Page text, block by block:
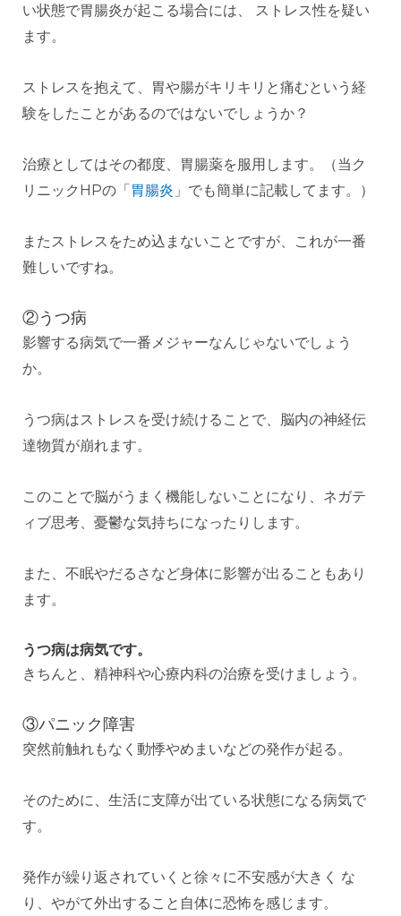
い状態で胃腸炎が起こる場合には、 ストレス性を疑い
ます。
ストレスを抱えて、胃や腸がキリキリと痛むという経
験をしたことがあるのではないでしょうか？
治療としてはその都度、胃腸薬を服用します。（当ク
リニックHPの「胃腸炎 」でも簡単に記載してます。）
またストレスをため込まないことですが、これが一番
難しいですね。
②うつ病
影響する病気で一番メジャーなんじゃないでしょう
か。
うつ病はストレスを受け続けることで、脳内の神経伝
達物質が崩れます。
このことで脳がうまく機能しないことになり、ネガテ
ィブ思考、憂鬱な気持ちになったりします。
また、不眠やだるさなど身体に影響が出ることもあり
ます。
うつ病は病気です。
きちんと、精神科や心療内科の治療を受けましょう。
③パニック障害
突然前触れもなく動悸やめまいなどの発作が起る。
そのために、生活に支障が出ている状態になる病気で
す。
発作が繰り返されていくと徐々に不安感が大きく な
り、やがて外出すること自体に恐怖を感じます。